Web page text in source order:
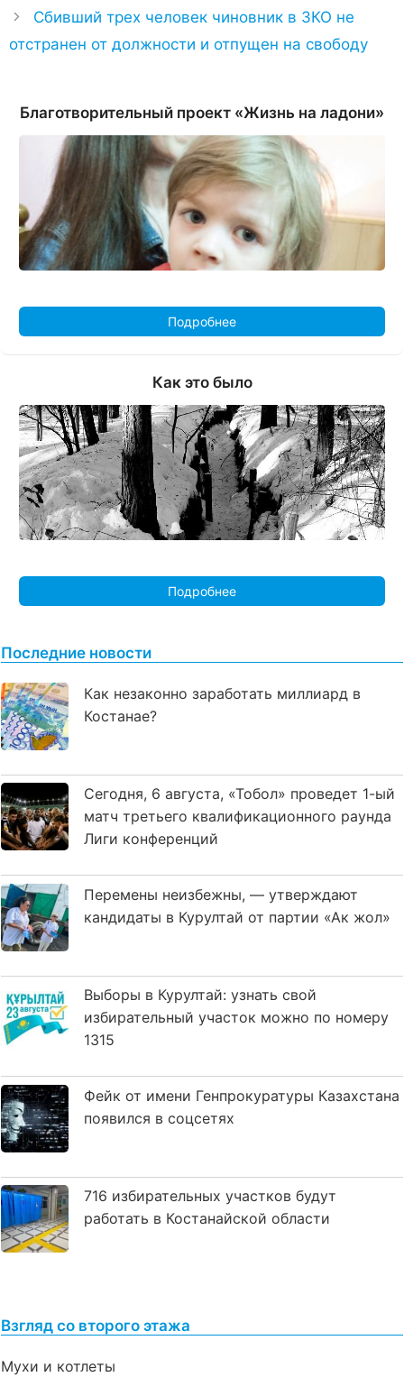
Сбивший трех человек чиновник в ЗКО не
отстранен от должности и отпущен на свободу
Благотворительный проект «Жизнь на ладони»
Подробнее
Как это было
Подробнее
Последние новости
Как незаконно заработать миллиард в
Костанае?
Сегодня, 6 августа, «Тобол» проведет 1-ый
матч третьего квалификационного раунда
Лиги конференций
Перемены неизбежны, — утверждают
кандидаты в Курултай от партии «Ак жол»
Выборы в Курултай: узнать свой
избирательный участок можно по номеру
1315
Фейк от имени Генпрокуратуры Казахстана
появился в соцсетях
716 избирательных участков будут
работать в Костанайской области
Взгляд со второго этажа
Мухи и котлеты